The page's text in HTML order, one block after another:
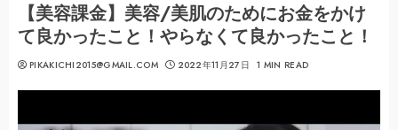
【美容課金】美容/美肌のためにお金をかけ
て良かったこと！やらなくて良かったこと！
PIKAKICHI2015@GMAIL.COM 2022年11月27日 1 MIN READ